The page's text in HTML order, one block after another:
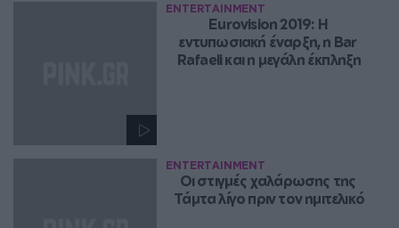
ENTERTAINMENT
Eurovision 2019: Η
εντυπωσιακή έναρξη, η Bar
Rafaeli και η μεγάλη έκπληξη
ENTERTAINMENT
Οι στιγμές χαλάρωσης της
Τάμτα λίγο πριν τον ημιτελικό